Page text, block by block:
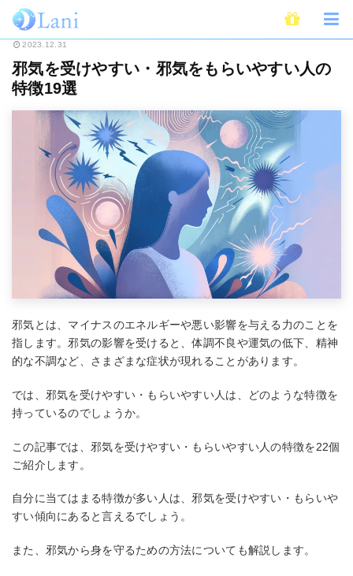
ホーム スピリチュアル 邪気を受けやすい・邪気をもらいやすい人の特徴
2023.12.31
邪気を受けやすい・邪気をもらいやすい人の
特徴19選
邪気とは、マイナスのエネルギーや悪い影響を与える力のことを
指します。邪気の影響を受けると、体調不良や運気の低下、精神
的な不調など、さまざまな症状が現れることがあります。
では、邪気を受けやすい・もらいやすい人は、どのような特徴を
持っているのでしょうか。
この記事では、邪気を受けやすい・もらいやすい人の特徴を22個
ご紹介します。
自分に当てはまる特徴が多い人は、邪気を受けやすい・もらいや
すい傾向にあると言えるでしょう。
また、邪気から身を守るための方法についても解説します。